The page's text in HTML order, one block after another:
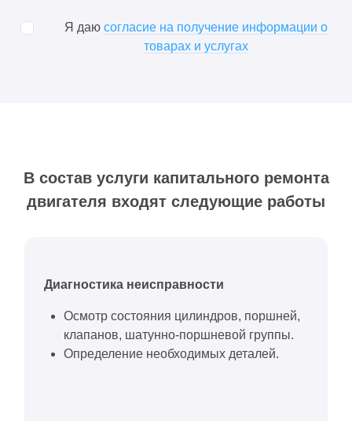
Я даю согласие на получение информации о
товарах и услугах
В состав услуги капитального ремонта
двигателя входят следующие работы
Диагностика неисправности
Осмотр состояния цилиндров, поршней,
клапанов, шатунно-поршневой группы.
Определение необходимых деталей.